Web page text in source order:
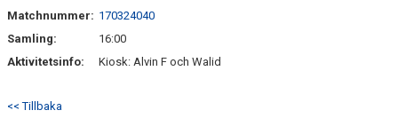
Matchnummer: 170324040
Samling:
16:00
Aktivitetsinfo:
Kiosk: Alvin F och Walid
<< Tillbaka